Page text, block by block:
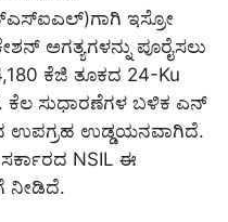
ಇಸ್ರೋ
ಅಗತ್ಯಗಳನ್ನು ಪೂರೈಸಲು
ಕೆಜಿ ತೂಕದ 24-Ku
ಕೆಲ ಸುಧಾರಣೆಗಳ ಬಳಿಕ ಎನ್​​
ಉಪಗ್ರಹ ಉಡ್ಡಯನವಾಗಿದೆ.
NSIL ಈ
ನೀಡಿದೆ.